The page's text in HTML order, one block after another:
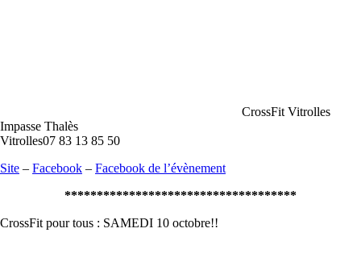
CrossFit Vitrolles
Impasse Thalès
Vitrolles07 83 13 85 50
Site – Facebook – Facebook de l’évènement
************************************
CrossFit pour tous : SAMEDI 10 octobre!!